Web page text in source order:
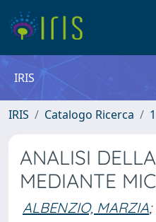
IRIS
IRIS Catalogo Ricerca
ANALISI
MEDIANTE
ALBENZIO, MARZIA;